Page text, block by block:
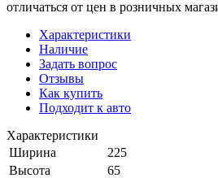
отличаться от цен в розничных
Характеристики
Наличие
Задать вопрос
Отзывы
Как купить
Подходит к авто
Характеристики
Ширина
225
Высота
65